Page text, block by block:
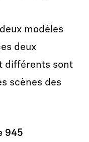
modèles
deux
différents sont
scènes des
945